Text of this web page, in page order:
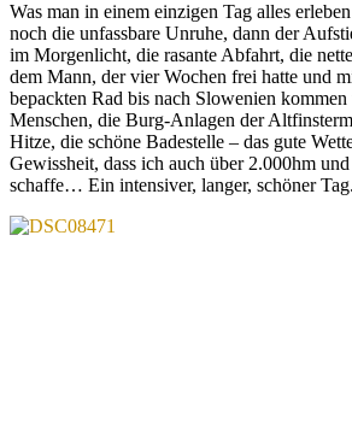
Was man in einem einzigen Tag alles
noch die unfassbare Unruhe, dann der
im Morgenlicht, die rasante Abfahrt, die
dem Mann, der vier Wochen frei hatte und
bepackten Rad bis nach Slowenien
Menschen, die Burg-Anlagen der
Hitze, die schöne Badestelle – das gute
Gewissheit, dass ich auch über 2.000hm
schaffe… Ein intensiver, langer, schöner Tag.